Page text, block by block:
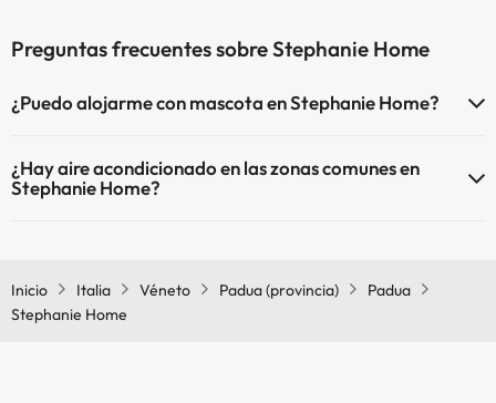
Preguntas frecuentes sobre Stephanie Home
¿Puedo alojarme con mascota en Stephanie Home?
directo en hotel). Consulta las condiciones.
¿Hay aire acondicionado en las zonas comunes en
Stephanie Home?
Inicio Italia Véneto Padua (provincia)
Padua
Stephanie Home